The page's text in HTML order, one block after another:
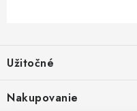
p
ä
Užitočné
Nakupovanie